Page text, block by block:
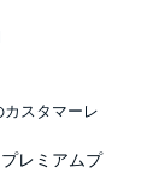
カスタマーレ
レミアムプ